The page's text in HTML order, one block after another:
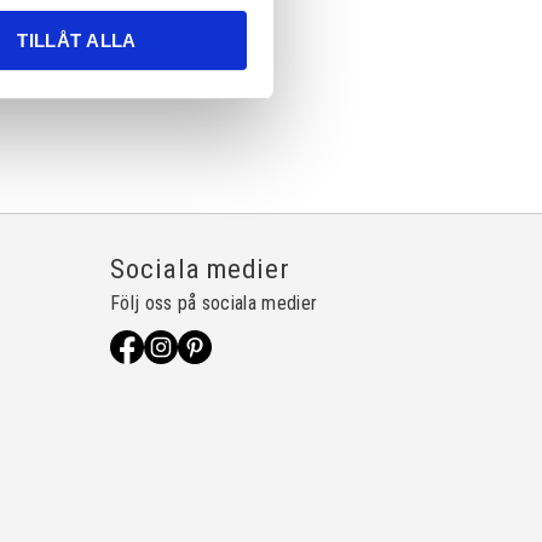
TILLÅT ALLA
Sociala medier
Följ oss på sociala medier